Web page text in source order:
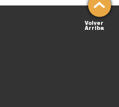
Volver
Arriba